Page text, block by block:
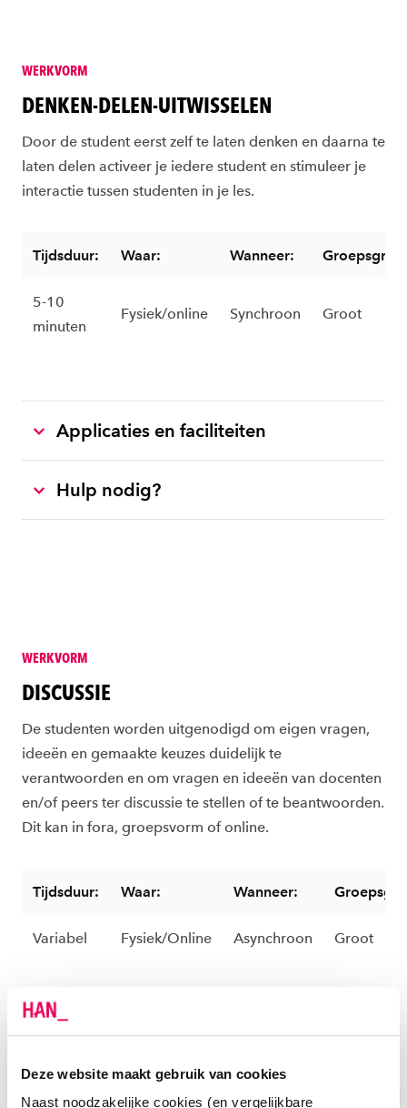
Deze website maakt gebruik van cookies
Naast noodzakelijke cookies (en vergelijkbare
WERKVORM
DENKEN-DELEN-UITWISSELEN
Door de student eerst zelf te laten denken en daarna te
laten delen activeer je iedere student en stimuleer je
interactie tussen studenten in je les.
Tijdsduur: Waar: Wanneer:
5-10
minuten
Fysiek/online Synchroon Groot
Applicaties en faciliteiten
Hulp nodig?
WERKVORM
DISCUSSIE
De studenten worden uitgenodigd om eigen vragen,
ideeën en gemaakte keuzes duidelijk te
verantwoorden en om vragen en ideeën van docenten
en/of peers ter discussie te stellen of te beantwoorden.
Dit kan in fora, groepsvorm of online.
Tijdsduur: Waar: Wanneer:
Variabel Fysiek/Online Asynchroon Groot
Applicaties en faciliteiten
Hulp nodig?